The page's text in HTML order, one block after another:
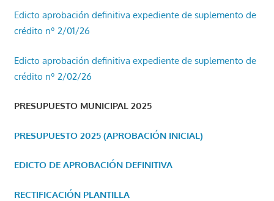
Edicto aprobación definitiva expediente de suplemento de
crédito nº 2/01/26
Edicto aprobación definitiva expediente de suplemento de
crédito nº 2/02/26
PRESUPUESTO MUNICIPAL 2025
PRESUPUESTO 2025 (APROBACIÓN INICIAL)
EDICTO DE APROBACIÓN DEFINITIVA
RECTIFICACIÓN PLANTILLA